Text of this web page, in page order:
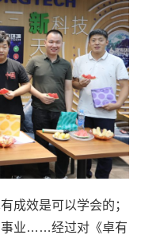
成效是可以学会的；
事业……经过对《卓有